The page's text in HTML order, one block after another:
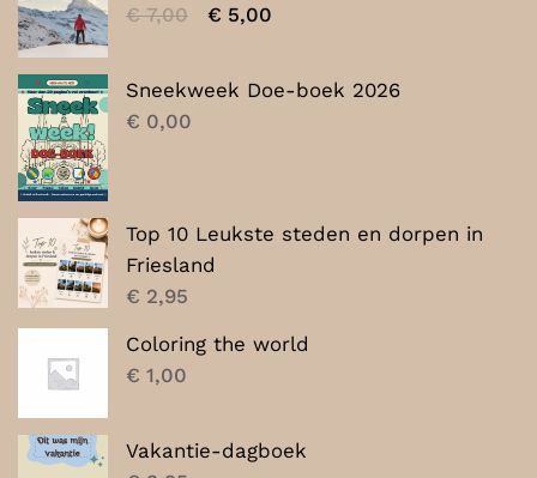
€7,00
Oorspronkelijke
was:
€ 5,00
Sneekweek Doe-boek 2026
€ 0,00
Top 10 Leukste steden en dorpen in
Friesland
€ 2,95
Coloring the world
€ 1,00
Vakantie-dagboek